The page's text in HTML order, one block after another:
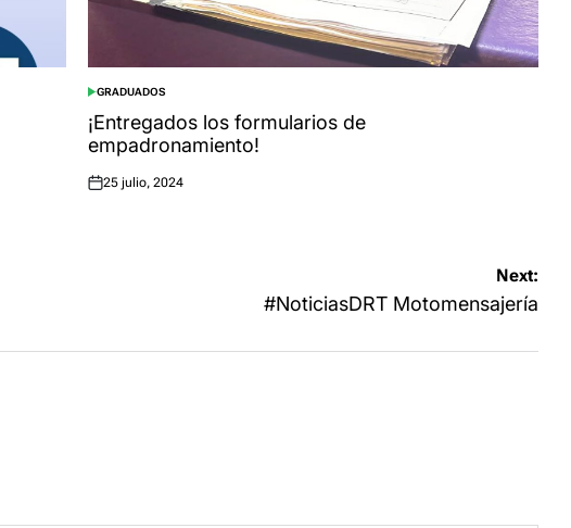
POSTED
IN
GRADUADOS
¡Entregados los formularios de
empadronamiento!
Posted
25 julio, 2024
Next:
#NoticiasDRT Motomensajería